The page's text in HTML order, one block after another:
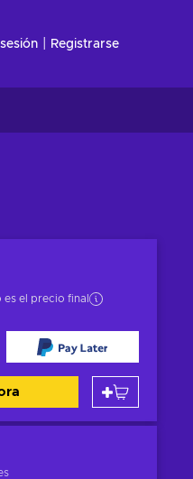
Registrarse
es el precio final